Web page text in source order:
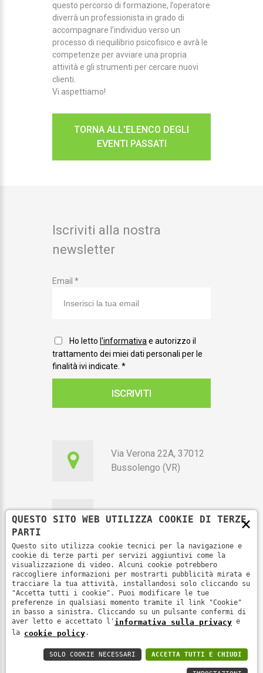
questo percorso di formazione, l’operatore
diverrà un professionista in grado di
accompagnare l’individuo verso un
processo di riequilibrio psicofisico e avrà le
competenze per avviare una propria
attività e gli strumenti per cercare nuovi
clienti.
Vi aspettiamo!
TORNA ALL'ELENCO DEGLI
EVENTI PASSATI
Iscriviti alla nostra
newsletter
Email *
Ho letto l'informativa e autorizzo il
trattamento dei miei dati personali per le
finalità ivi indicate. *
ISCRIVITI
Via Verona 22A, 37012
Bussolengo (VR)
351 7010115
segreteria@fenoop.it
Fenoop ©2026.Informativa sulla privacy
×
QUESTO SITO WEB UTILIZZA COOKIE DI TERZE
PARTI
Questo sito utilizza cookie tecnici per la navigazione e
cookie di terze parti per servizi aggiuntivi come la
visualizzazione di video. Alcuni cookie potrebbero
raccogliere informazioni per mostrarti pubblicità mirata e
tracciare la tua attività, installandosi solo cliccando su
"Accetta tutti i cookie". Puoi modificare le tue
preferenze in qualsiasi momento tramite il link "Cookie"
in basso a sinistra. Cliccando su un pulsante confermi di
aver letto e accettato l' informativa sulla privacy e
la cookie policy.
ACCETTA TUTTI E CHIUDI
SOLO COOKIE NECESSARI